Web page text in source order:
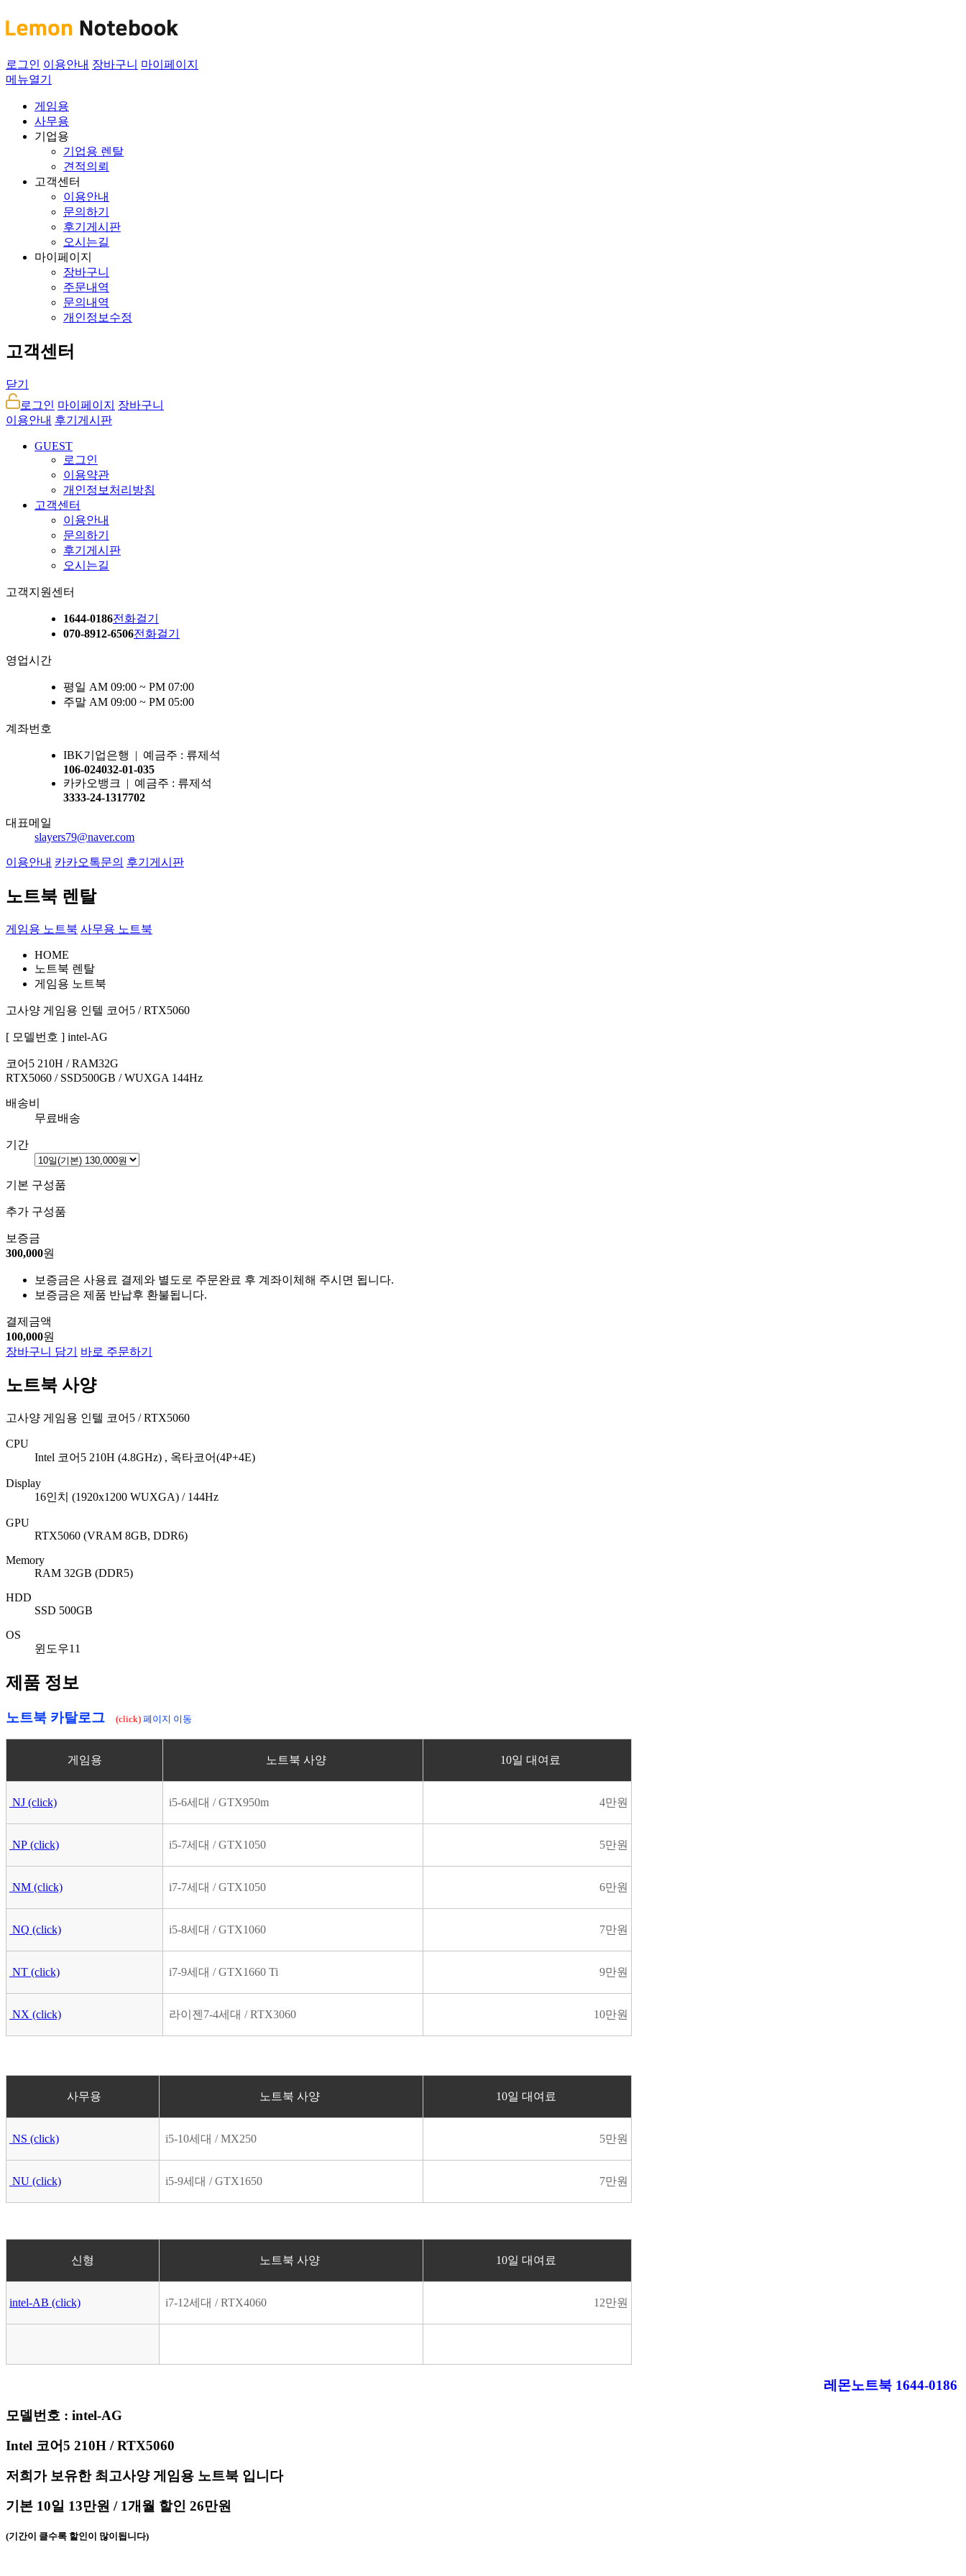
로그인 이용안내 장바구니 마이페이지
메뉴열기
게임용
사무용
기업용
기업용 렌탈
견적의뢰
고객센터
이용안내
문의하기
후기게시판
오시는길
마이페이지
장바구니
주문내역
문의내역
개인정보수정
고객센터
닫기
로그인 마이페이지
장바구니
이용안내 후기게시판
GUEST
로그인
이용약관
개인정보처리방침
고객센터
이용안내
문의하기
후기게시판
오시는길
고객지원센터
1644-0186전화걸기
070-8912-6506전화걸기
영업시간
평일 AM 09:00 ~ PM 07:00
주말 AM 09:00 ~ PM 05:00
계좌번호
IBK기업은행 | 예금주 : 류제석
106-024032-01-035
카카오뱅크 | 예금주 : 류제석
3333-24-1317702
대표메일
slayers79@naver.com
이용안내 카카오톡문의 후기게시판
노트북 렌탈
게임용 노트북 사무용 노트북
HOME
노트북 렌탈
게임용 노트북
고사양 게임용 인텔 코어5 / RTX5060
[ 모델번호 ] intel-AG
코어5 210H / RAM32G
RTX5060 / SSD500GB / WUXGA 144Hz
배송비
무료배송
기간
기본 구성품
추가 구성품
보증금
300,000원
보증금은 사용료 결제와 별도로 주문완료 후 계좌이체해 주시면 됩니다.
보증금은 제품 반납후 환불됩니다.
결제금액
100,000원
장바구니 담기
바로 주문하기
노트북 사양
고사양 게임용 인텔 코어5 / RTX5060
CPU
Intel 코어5 210H (4.8GHz) , 옥타코어(4P+4E)
Display
16인치 (1920x1200 WUXGA) / 144Hz
GPU
RTX5060 (VRAM 8GB, DDR6)
Memory
RAM 32GB (DDR5)
HDD
SSD 500GB
OS
윈도우11
제품 정보
노트북 카탈로그 (click) 페이지 이동
게임용 노트북 사양 10일 대여료
NJ (click) i5-6세대 / GTX950m 4만원
NP (click) i5-7세대 / GTX1050 5만원
NM (click) i7-7세대 / GTX1050 6만원
NQ (click) i5-8세대 / GTX1060 7만원
NT (click) i7-9세대 / GTX1660 Ti 9만원
NX (click) 라이젠7-4세대 / RTX3060 10만원
사무용 노트북 사양 10일 대여료
NS (click) i5-10세대 / MX250 5만원
NU (click) i5-9세대 / GTX1650 7만원
신형 노트북 사양 10일 대여료
intel-AB (click) i7-12세대 / RTX4060 12만원
레몬노트북 1644-0186
모델번호 : intel-AG
Intel 코어5 210H / RTX5060
저희가 보유한 최고사양 게임용 노트북 입니다
기본 10일 13만원 / 1개월 할인 26만원
(기간이 클수록 할인이 많이됩니다)